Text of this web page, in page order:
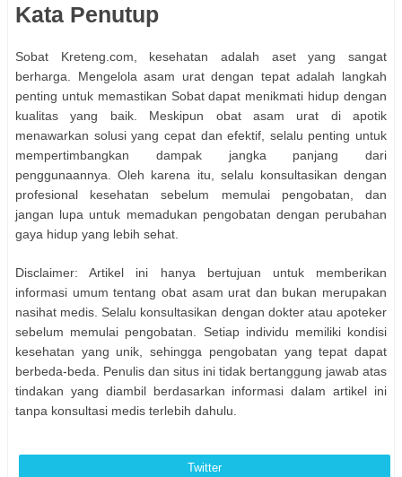
Kata Penutup
Sobat Kreteng.com, kesehatan adalah aset yang sangat
berharga. Mengelola asam urat dengan tepat adalah langkah
penting untuk memastikan Sobat dapat menikmati hidup dengan
kualitas yang baik. Meskipun obat asam urat di apotik
menawarkan solusi yang cepat dan efektif, selalu penting untuk
mempertimbangkan dampak jangka panjang dari
penggunaannya. Oleh karena itu, selalu konsultasikan dengan
profesional kesehatan sebelum memulai pengobatan, dan
jangan lupa untuk memadukan pengobatan dengan perubahan
gaya hidup yang lebih sehat.
Disclaimer: Artikel ini hanya bertujuan untuk memberikan
informasi umum tentang obat asam urat dan bukan merupakan
nasihat medis. Selalu konsultasikan dengan dokter atau apoteker
sebelum memulai pengobatan. Setiap individu memiliki kondisi
kesehatan yang unik, sehingga pengobatan yang tepat dapat
berbeda-beda. Penulis dan situs ini tidak bertanggung jawab atas
tindakan yang diambil berdasarkan informasi dalam artikel ini
tanpa konsultasi medis terlebih dahulu.
Twitter